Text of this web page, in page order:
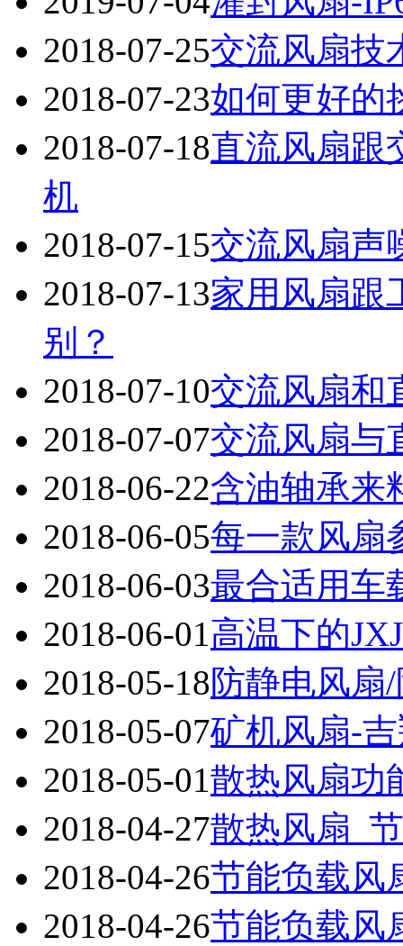
2018-07-25交流风扇技
2018-07-23如何更好的
2018-07-18直流风扇跟
机
2018-07-15交流风扇声
2018-07-13家用风扇跟
别？
2018-07-10交流风扇和
2018-07-07交流风扇与
2018-06-22含油轴承来
2018-06-05每一款风扇
2018-06-03最合适用车
2018-06-01 高温下的
2018-05-18防静电风扇
2018-05-07矿机风扇-
2018-05-01散热风扇功
2018-04-27散热风扇_
2018-04-26节能负载风
2018-04-26节能负载风